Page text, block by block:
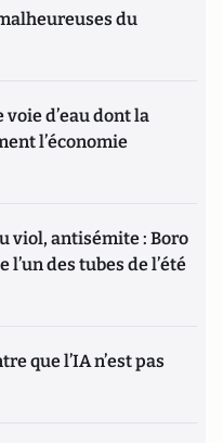
du
voie d’eau dont la
l’économie
viol, antisémite : Boro
l’un des tubes de l’été
que l’IA n’est pas